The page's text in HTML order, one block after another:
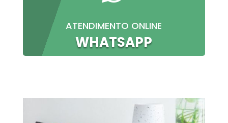
ATENDIMENTO ONLINE
WHATSAPP